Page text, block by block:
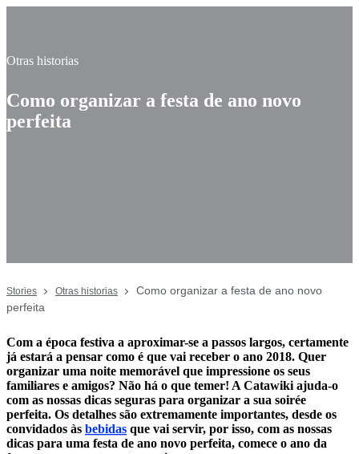
Otras historias
Como organizar a festa de ano novo
perfeita
Stories Otras historias
Como organizar a festa de ano novo
perfeita
Com a época festiva a aproximar-se a passos largos, certamente
já estará a pensar como é que vai receber o ano 2018. Quer
organizar uma noite memorável que impressione os seus
familiares e amigos? Não há o que temer! A Catawiki ajuda-o
com as nossas dicas seguras para organizar a sua soirée
perfeita. Os detalhes são extremamente importantes, desde os
convidados às bebidas que vai servir, por isso, com as nossas
dicas para uma festa de ano novo perfeita, comece o ano da